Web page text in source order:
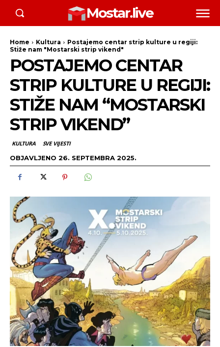
Mostar.live
Home Kultura
Postajemo centar strip kulture u regiji:
Stiže nam "Mostarski strip vikend"
POSTAJEMO CENTAR
STRIP KULTURE U REGIJI:
STIŽE NAM “MOSTARSKI
STRIP VIKEND”
KULTURA SVE VIJESTI
OBJAVLJENO 26. SEPTEMBRA 2025.